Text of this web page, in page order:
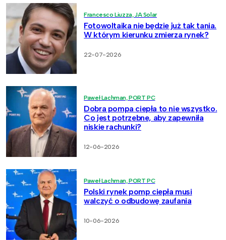
Francesco Liuzza, JA Solar
Fotowoltaika nie będzie już tak tania.
W którym kierunku zmierza rynek?
22-07-2026
Paweł Lachman, PORT PC
Dobra pompa ciepła to nie wszystko.
Co jest potrzebne, aby zapewniła
niskie rachunki?
12-06-2026
Paweł Lachman, PORT PC
Polski rynek pomp ciepła musi
walczyć o odbudowę zaufania
10-06-2026